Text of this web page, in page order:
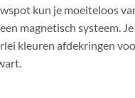
kun je moeiteloos
magnetisch systeem.
kleuren afdekringen